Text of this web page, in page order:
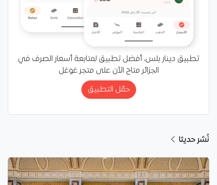
تطبيق دينار بلس، أفضل تطبيق لمتابعة أسعار الصرف في
الجزائر متاح الآن على متجر غوغل
حمّل التطبيق
نُشر حديثا